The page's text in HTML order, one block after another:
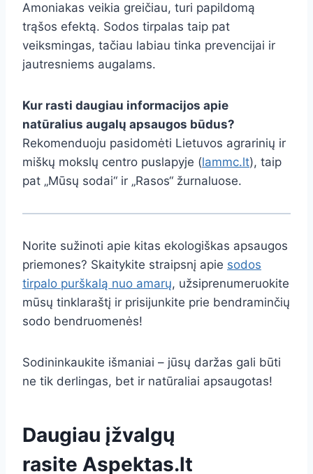
Amoniakas veikia greičiau, turi papildomą
trąšos efektą. Sodos tirpalas taip pat
veiksmingas, tačiau labiau tinka prevencijai ir
jautresniems augalams.
Kur rasti daugiau informacijos apie
natūralius augalų apsaugos būdus?
Rekomenduoju pasidomėti Lietuvos agrarinių ir
miškų mokslų centro puslapyje (lammc.lt), taip
pat „Mūsų sodai“ ir „Rasos“ žurnaluose.
Norite sužinoti apie kitas ekologiškas apsaugos
priemones? Skaitykite straipsnį apie sodos
tirpalo purškalą nuo amarų, užsiprenumeruokite
mūsų tinklaraštį ir prisijunkite prie bendraminčių
sodo bendruomenės!
Sodininkaukite išmaniai – jūsų daržas gali būti
ne tik derlingas, bet ir natūraliai apsaugotas!
Daugiau įžvalgų
rasite Aspektas.lt